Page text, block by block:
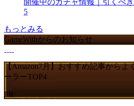
5
もっとみる
GameWithからのお知らせ
【Amazon7月】おすすめ記事からよ
ーラーTOP4
PR